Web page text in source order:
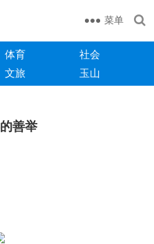
菜单
体育
社会
文旅 玉山
善举